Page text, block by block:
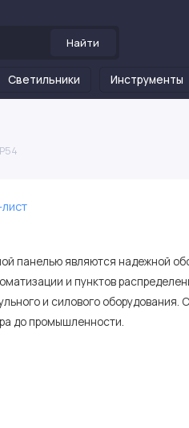
Найти
Светильники Инструменты
панелью являются надежной
и пунктов
и силового
до промышленности.